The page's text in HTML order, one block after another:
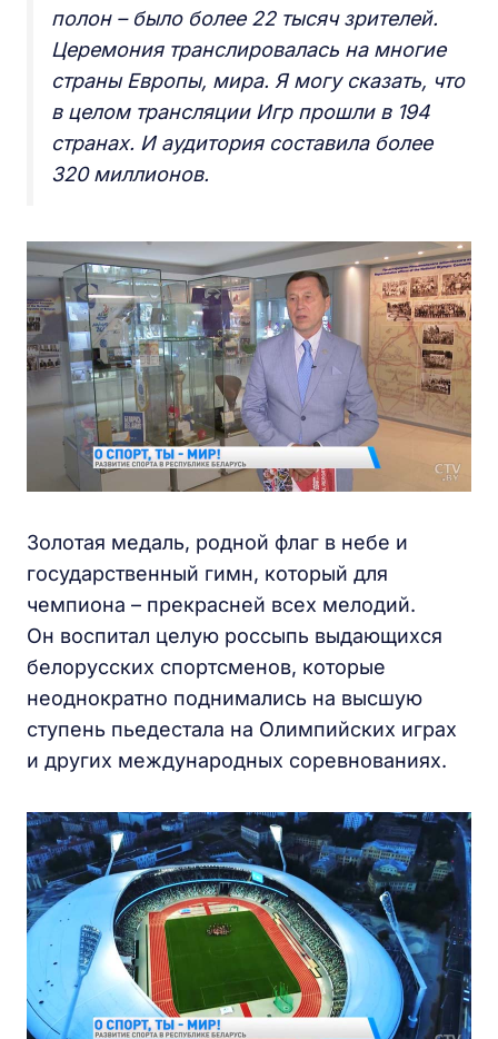
полон – было более 22 тысяч зрителей.
Церемония транслировалась на многие
страны Европы, мира. Я могу сказать, что
в целом трансляции Игр прошли в 194
странах. И аудитория составила более
320 миллионов.
Золотая медаль, родной флаг в небе и
государственный гимн, который для
чемпиона – прекрасней всех мелодий.
Он воспитал целую россыпь выдающихся
белорусских спортсменов, которые
неоднократно поднимались на высшую
ступень пьедестала на Олимпийских играх
и других международных соревнованиях.